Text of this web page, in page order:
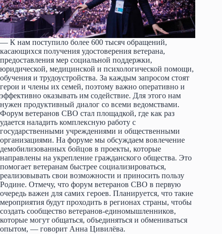
— К нам поступило более 600 тысяч обращений,
касающихся получения удостоверения ветерана,
предоставления мер социальной поддержки,
юридической, медицинской и психологической помощи,
обучения и трудоустройства. За каждым запросом стоят
герои и члены их семей, поэтому важно оперативно и
эффективно оказывать им содействие. Для этого нам
нужен продуктивный диалог со всеми ведомствами.
Форум ветеранов СВО стал площадкой, где как раз
удается наладить комплексную работу с
государственными учреждениями и общественными
организациями. На форуме мы обсуждаем вовлечение
демобилизованных бойцов в проекты, которые
направлены на укрепление гражданского общества. Это
помогает ветеранам быстрее социализироваться,
реализовывать свои возможности и приносить пользу
Родине. Отмечу, что форум ветеранов СВО в первую
очередь важен для самих героев. Планируется, что такие
мероприятия будут проходить в регионах страны, чтобы
создать сообщество ветеранов-единомышленников,
которые могут общаться, объединяться и обмениваться
опытом, — говорит Анна Цивилёва.